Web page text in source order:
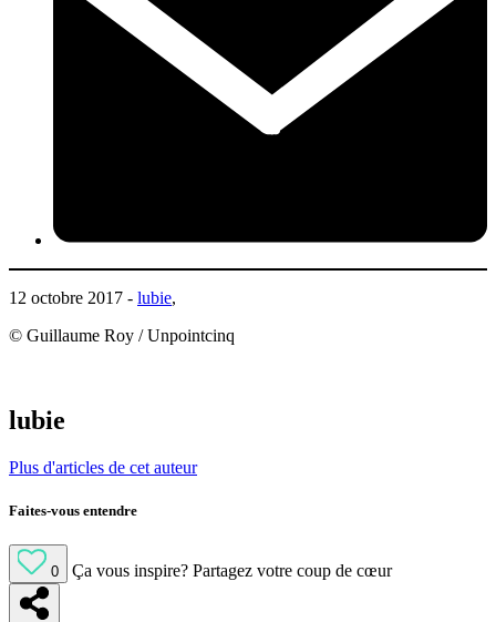
12 octobre 2017 - lubie,
© Guillaume Roy / Unpointcinq
lubie
Plus d'articles de cet auteur
Faites-vous entendre
0 Ça vous inspire? Partagez votre coup de cœur